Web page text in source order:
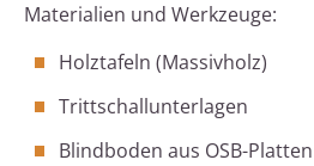
Materialien und Werkzeuge:
Holztafeln (Massivholz)
Trittschallunterlagen
Blindboden aus OSB-